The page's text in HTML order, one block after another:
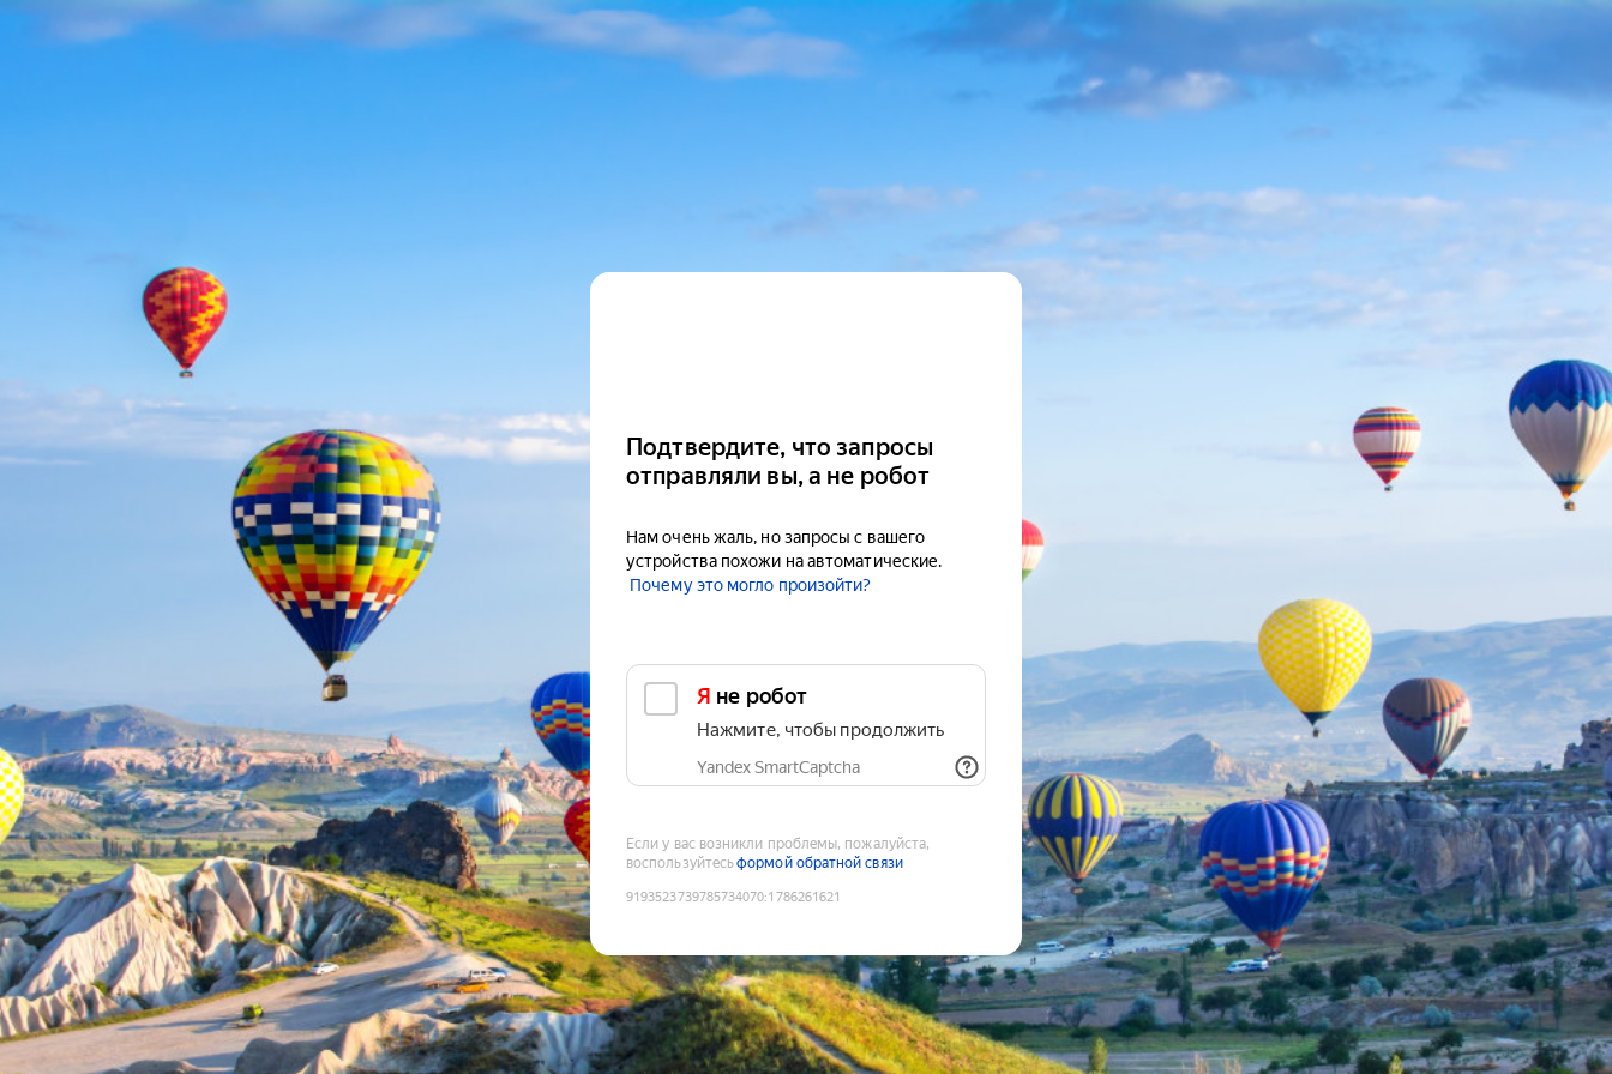
Подтвердите, что запросы
отправляли вы, а не робот
Нам очень жаль, но запросы с вашего
устройства похожи на автоматические.
Почему это могло произойти?
Я не робот
Нажмите, чтобы продолжить
Yandex SmartCaptcha
Если у вас возникли проблемы, пожалуйста,
воспользуйтесьформой обратной связи
9193523739785734070:1786261621